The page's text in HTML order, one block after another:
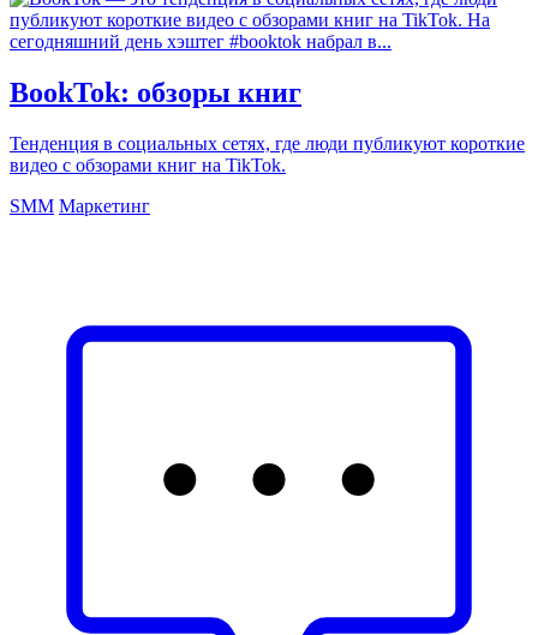
BookTok: обзоры книг
Тенденция в социальных сетях, где люди публикуют короткие
видео с обзорами книг на TikTok.
SMM Маркетинг